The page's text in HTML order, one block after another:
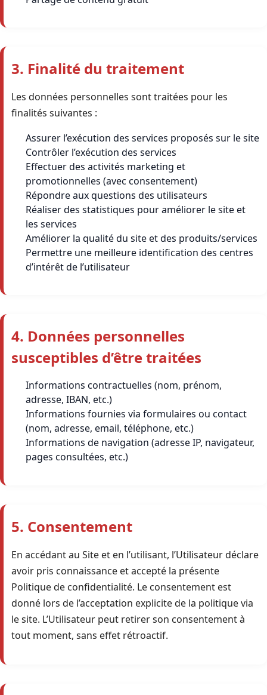
3. Finalité du traitement
Les données personnelles sont traitées pour les
finalités suivantes :
Assurer l’exécution des services proposés sur le site
Contrôler l’exécution des services
Effectuer des activités marketing et
promotionnelles (avec consentement)
Répondre aux questions des utilisateurs
Réaliser des statistiques pour améliorer le site et
les services
Améliorer la qualité du site et des produits/services
Permettre une meilleure identification des centres
d’intérêt de l’utilisateur
4. Données personnelles
susceptibles d’être traitées
Informations contractuelles (nom, prénom,
adresse, IBAN, etc.)
Informations fournies via formulaires ou contact
(nom, adresse, email, téléphone, etc.)
Informations de navigation (adresse IP, navigateur,
pages consultées, etc.)
5. Consentement
En accédant au Site et en l’utilisant, l’Utilisateur déclare
avoir pris connaissance et accepté la présente
Politique de confidentialité. Le consentement est
donné lors de l’acceptation explicite de la politique via
le site. L’Utilisateur peut retirer son consentement à
tout moment, sans effet rétroactif.